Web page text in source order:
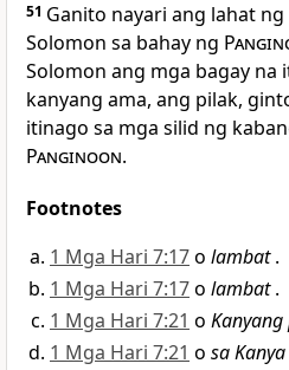
51 Ganito nayari ang lahat
Solomon sa bahay ng
Solomon ang mga bagay na
kanyang ama, ang pilak,
itinago sa mga silid ng
Panginoon.
Footnotes
1 Mga Hari 7:17o lambat.
1 Mga Hari 7:17o lambat.
1 Mga Hari 7:21 o
1 Mga Hari 7:21 o sa